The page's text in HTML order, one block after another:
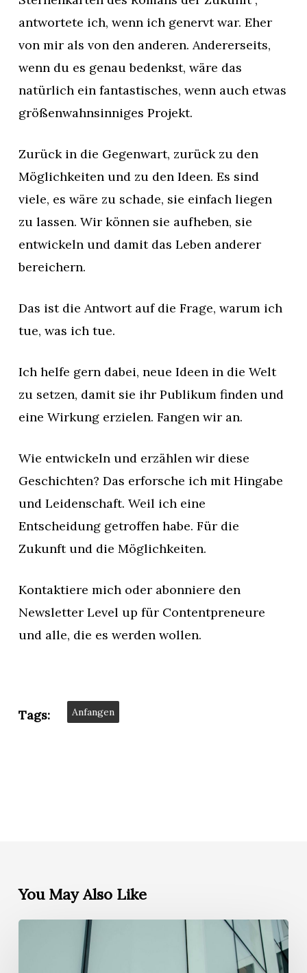
antwortete ich, wenn ich genervt war. Eher
von mir als von den anderen. Andererseits,
wenn du es genau bedenkst, wäre das
natürlich ein fantastisches, wenn auch etwas
größenwahnsinniges Projekt.
Zurück in die Gegenwart, zurück zu den
Möglichkeiten und zu den Ideen. Es sind
viele, es wäre zu schade, sie einfach liegen
zu lassen. Wir können sie aufheben, sie
entwickeln und damit das Leben anderer
bereichern.
Das ist die Antwort auf die Frage, warum ich
tue, was ich tue.
Ich helfe gern dabei, neue Ideen in die Welt
zu setzen, damit sie ihr Publikum finden und
eine Wirkung erzielen. Fangen wir an.
Wie entwickeln und erzählen wir diese
Geschichten? Das erforsche ich mit Hingabe
und Leidenschaft. Weil ich eine
Entscheidung getroffen habe. Für die
Zukunft und die Möglichkeiten.
Kontaktiere mich oder abonniere den
Newsletter Level up für Contentpreneure
und alle, die es werden wollen.
Tags: Anfangen
You May Also Like